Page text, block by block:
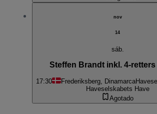
nov
14
sáb.
Steffen Brandt inkl. 4-
17:30 Frederiksberg, Dinamarca
Haveselskabets Have
Agotado